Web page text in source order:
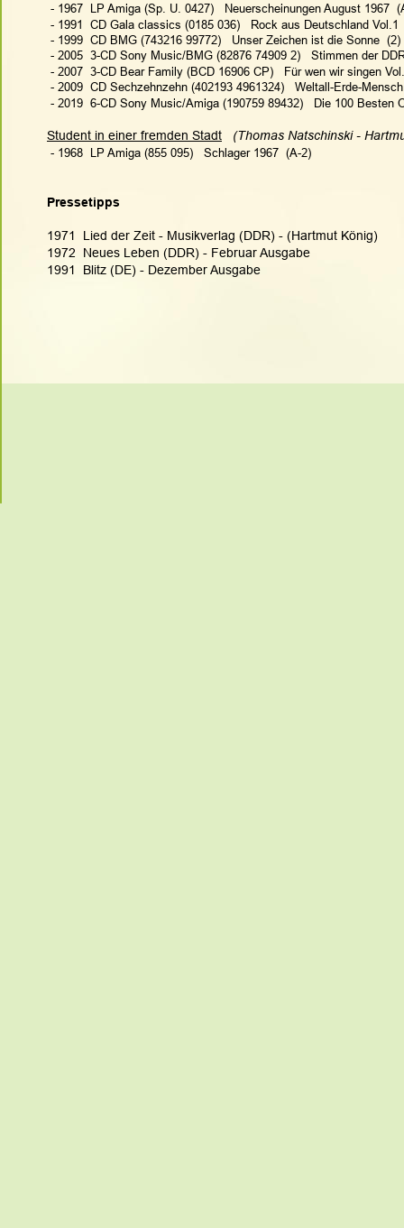
- 1967  LP Amiga (Sp. U. 0427)   Neuerscheinungen August 1967
- 1991  CD Gala classics (0185 036)   Rock aus Deutschland Vol.1
- 1999  CD BMG (743216 99772)   Unser Zeichen ist die Sonne  (2)
- 2005  3-CD Sony Music/BMG (82876 74909 2)   Stimmen der
- 2007  3-CD Bear Family (BCD 16906 CP)   Für wen wir singen
- 2009  CD Sechzehnzehn (402193 4961324)   Weltall-Erde-Mensch
- 2019  6-CD Sony Music/Amiga (190759 89432)   Die 100 Besten
Student in einer fremden Stadt
(Thomas Natschinski -
- 1968  LP Amiga (855 095)   Schlager 1967  (A-2)
Pressetipps
1971  Lied der Zeit - Musikverlag (DDR) - (Hartmut König)
1972  Neues Leben (DDR) - Februar Ausgabe
1991  Blitz (DE) - Dezember Ausgabe